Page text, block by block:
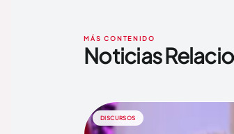
MÁS CONTENIDO
Noticias
DISCURSOS